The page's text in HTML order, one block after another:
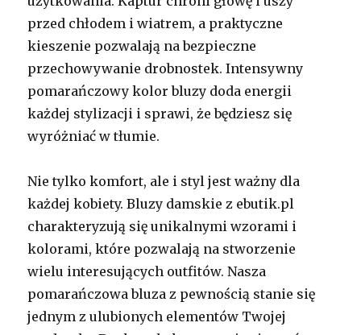
przed chłodem i wiatrem, a praktyczne
kieszenie pozwalają na bezpieczne
przechowywanie drobnostek. Intensywny
pomarańczowy kolor bluzy doda energii
każdej stylizacji i sprawi, że będziesz się
wyróżniać w tłumie.
Nie tylko komfort, ale i styl jest ważny dla
każdej kobiety. Bluzy damskie z ebutik.pl
charakteryzują się unikalnymi wzorami i
kolorami, które pozwalają na stworzenie
wielu interesujących outfitów. Nasza
pomarańczowa bluza z pewnością stanie się
jednym z ulubionych elementów Twojej